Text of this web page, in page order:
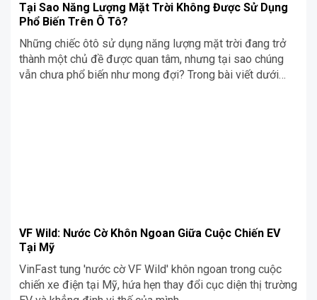
Tại Sao Năng Lượng Mặt Trời Không Được Sử Dụng
Phổ Biến Trên Ô Tô?
Những chiếc ôtô sử dụng năng lượng mặt trời đang trở
thành một chủ đề được quan tâm, nhưng tại sao chúng
vẫn chưa phổ biến như mong đợi? Trong bài viết dưới
VF Wild: Nước Cờ Khôn Ngoan Giữa Cuộc Chiến EV
Tại Mỹ
VinFast tung 'nước cờ VF Wild' khôn ngoan trong cuộc
chiến xe điện tại Mỹ, hứa hẹn thay đổi cục diện thị trường